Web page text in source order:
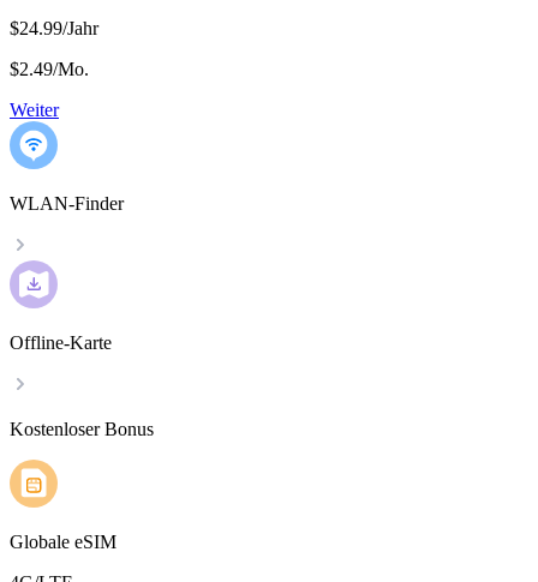
$24.99/Jahr
$2.49/Mo.
Weiter
WLAN-Finder
Offline-Karte
Kostenloser Bonus
Globale eSIM